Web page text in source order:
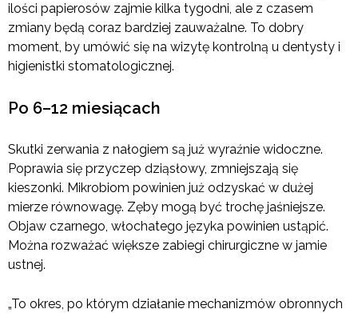
ilości papierosów zajmie kilka tygodni, ale z czasem
zmiany będą coraz bardziej zauważalne. To dobry
moment, by umówić się na wizytę kontrolną u dentysty i
higienistki stomatologicznej.
Po 6–12 miesiącach
Skutki zerwania z nałogiem są już wyraźnie widoczne.
Poprawia się przyczep dziąsłowy, zmniejszają się
kieszonki. Mikrobiom powinien już odzyskać w dużej
mierze równowagę. Zęby mogą być trochę jaśniejsze.
Objaw czarnego, włochatego języka powinien ustąpić.
Można rozważać większe zabiegi chirurgiczne w jamie
ustnej.
„To okres, po którym działanie mechanizmów obronnych